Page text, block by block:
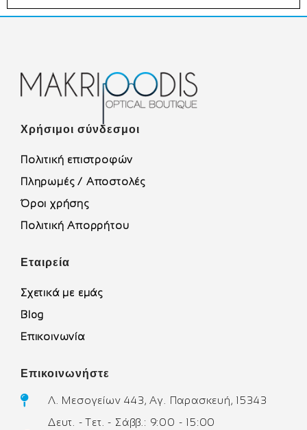
Χρήσιμοι σύνδεσμοι
Πολιτική επιστροφών
Πληρωμές / Αποστολές
Όροι χρήσης
Πολιτική Απορρήτου
Εταιρεία
Σχετικά με εμάς
Blog
Επικοινωνία
Επικοινωνήστε
Λ. Μεσογείων 443, Αγ. Παρασκευή, 15343
Δευτ. - Τετ. - Σάββ.: 9:00 - 15:00